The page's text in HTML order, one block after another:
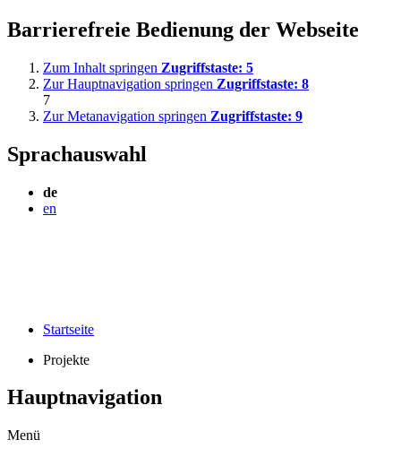
Barrierefreie Bedienung der Webseite
Zum Inhalt springen Zugriffstaste: 5
Zur Hauptnavigation springen Zugriffstaste: 8
7
Zur Metanavigation springen Zugriffstaste: 9
Sprachauswahl
de
en
Startseite
Projekte
Hauptnavigation
Menü